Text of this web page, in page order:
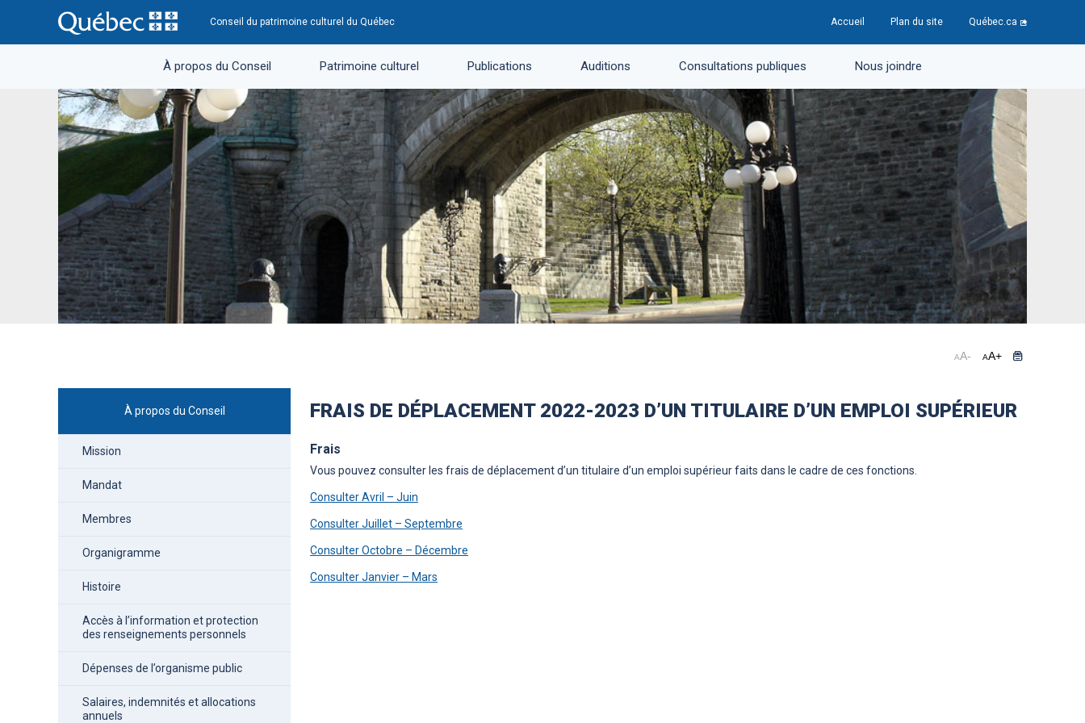
Conseil du patrimoine culturel du Québec Accueil Plan du site Québec.ca
À propos du Conseil Patrimoine culturel Publications Auditions Consultations publiques Nous joindre
AA- AA+
À propos du Conseil
Mission
Mandat
Membres
Organigramme
Histoire
Accès à l’information et protection
des renseignements personnels
Dépenses de l’organisme public
Salaires, indemnités et allocations
annuels
FRAIS DE DÉPLACEMENT 2022-2023 D’UN TITULAIRE D’UN EMPLOI SUPÉRIEUR
Frais
Vous pouvez consulter les frais de déplacement d’un titulaire d’un emploi supérieur faits dans le cadre de ces fonctions.
Consulter Avril – Juin
Consulter Juillet – Septembre
Consulter Octobre – Décembre
Consulter Janvier – Mars